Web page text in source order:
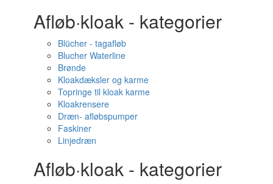
Afløb·kloak - kategorier
Blücher - tagafløb
Blucher Waterline
Brønde
Kloakdæksler og karme
Topringe til kloak karme
Kloakrensere
Dræn- afløbspumper
Faskiner
Linjedræn
Afløb·kloak - kategorier